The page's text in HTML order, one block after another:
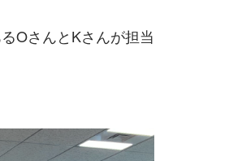
OさんとKさんが担当